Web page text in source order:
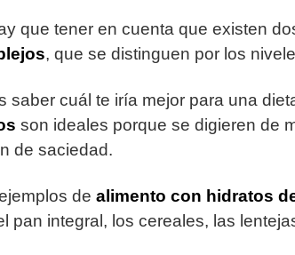
que tener en cuenta que existen
, que se distinguen por los
saber cuál te iría mejor para una
son ideales porque se digieren de
de saciedad.
de alimento con hidratos
pan integral, los cereales, las